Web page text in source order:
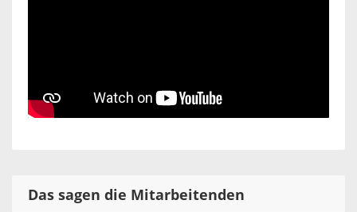
Das sagen die Mitarbeitenden